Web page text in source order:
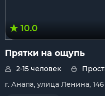
10.0
Прятки на ощупь
2-15 человек
г. Анапа, улица Ленина, 146